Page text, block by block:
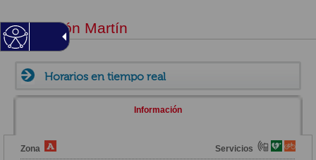
Antón Martín
Horarios en tiempo real
Información
Zona
Servicios